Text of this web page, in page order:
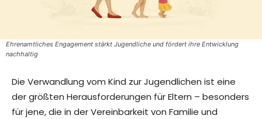
Ehrenamtliches Engagement stärkt Jugendliche und fördert ihre Entwicklung
nachhaltig
Die Verwandlung vom Kind zur Jugendlichen ist eine
der größten Herausforderungen für Eltern – besonders
für jene, die in der Vereinbarkeit von Familie und